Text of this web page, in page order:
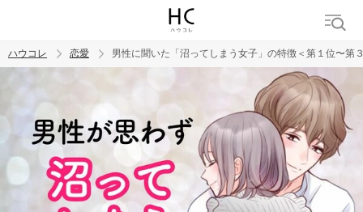
トレンド ワード
ハウコレ 恋愛 男性に聞いた「沼ってしまう女子」の特徴＜第１位〜第